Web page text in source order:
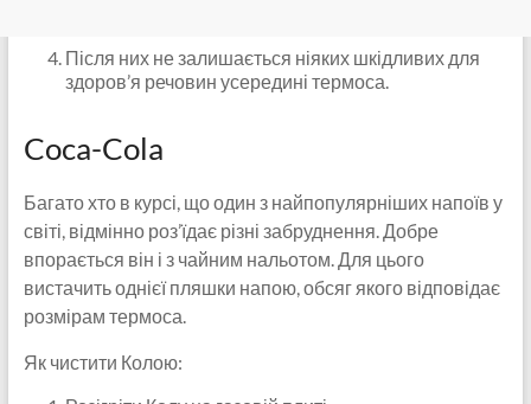
Після них не залишається ніяких шкідливих для
здоров’я речовин усередині термоса.
Coca-Cola
Багато хто в курсі, що один з найпопулярніших напоїв у
світі, відмінно роз’їдає різні забруднення. Добре
впорається він і з чайним нальотом. Для цього
вистачить однієї пляшки напою, обсяг якого відповідає
розмірам термоса.
Як чистити Колою: